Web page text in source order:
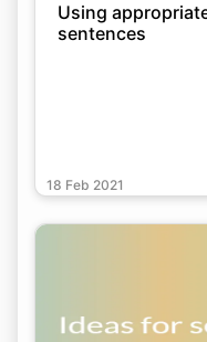
Using
sentences
18 Feb 2021